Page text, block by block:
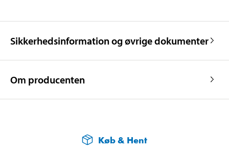
Sikkerhedsinformation og øvrige dokumenter
Om producenten
Køb & Hent